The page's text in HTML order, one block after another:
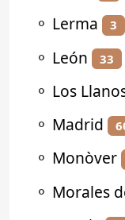
⚬ Lerma 3
⚬ León 33
⚬ Los
⚬ Madrid
⚬ Monòver
⚬ Morales